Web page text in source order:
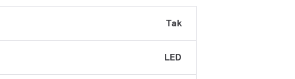
Tak
LED